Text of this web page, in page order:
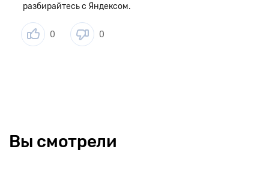
разбирайтесь с Яндексом.
0 0
Вы смотрели